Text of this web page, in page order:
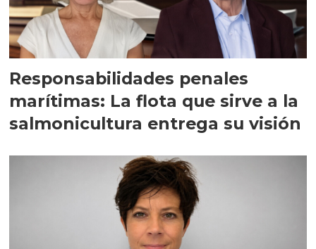
Responsabilidades penales
marítimas: La flota que sirve a la
salmonicultura entrega su visión